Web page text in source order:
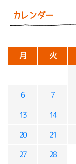
カレンダー
月 火
6 7
13 14
20 21
27 28